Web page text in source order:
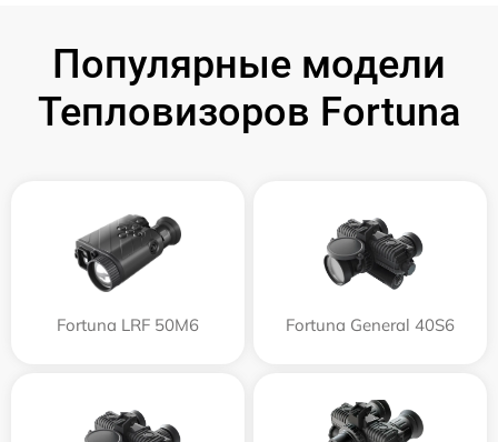
Популярные модели
Тепловизоров Fortuna
Fortuna LRF 50M6 Fortuna General 40S6